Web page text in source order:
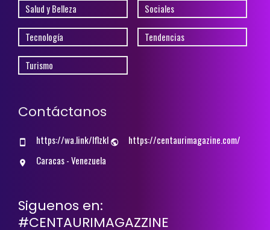
Salud y Belleza Sociales
Tecnología Tendencias
Turismo
Contáctanos
https://wa.link/lflzkl
https://centaurimagazine.com/
Caracas - Venezuela
Siguenos en:
#CENTAURIMAGAZZINE